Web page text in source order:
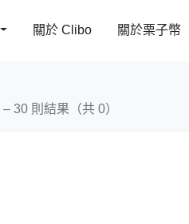
關於 Clibo 關於栗子幣
30 則結果（共 0）